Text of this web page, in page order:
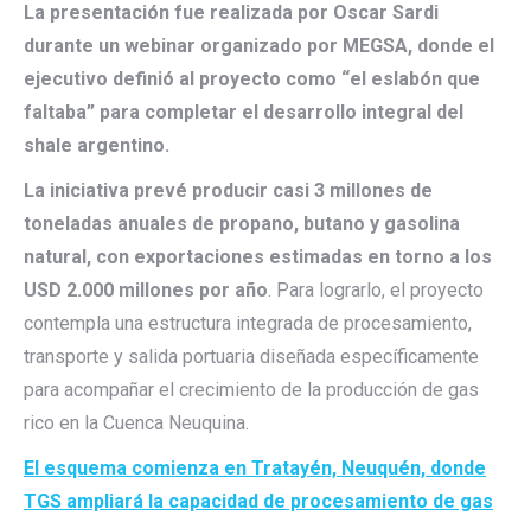
La presentación fue realizada por Oscar Sardi
durante un webinar organizado por MEGSA, donde el
ejecutivo definió al proyecto como “el eslabón que
faltaba” para completar el desarrollo integral del
shale argentino.
La iniciativa prevé producir casi 3 millones de
toneladas anuales de propano, butano y gasolina
natural, con exportaciones estimadas en torno a los
USD 2.000 millones por año. Para lograrlo, el proyecto
contempla una estructura integrada de procesamiento,
transporte y salida portuaria diseñada específicamente
para acompañar el crecimiento de la producción de gas
rico en la Cuenca Neuquina.
El esquema comienza en Tratayén, Neuquén, donde
TGS ampliará la capacidad de procesamiento de gas